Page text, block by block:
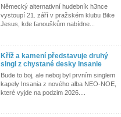
Německý alternativní hudebník h3nce
vystoupí 21. září v pražském klubu Bike
Jesus, kde fanouškům nabídne...
Kříž a kamení představuje druhý
singl z chystané desky Insanie
Bude to boj, ale neboj byl prvním singlem
kapely Insania z nového alba NEO-NOE,
které vyjde na podzim 2026....